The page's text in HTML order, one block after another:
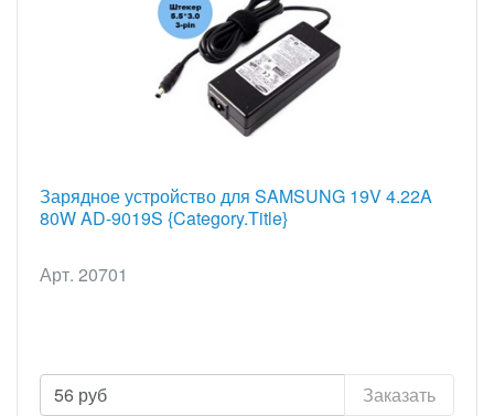
Зарядное устройство для SAMSUNG 19V 4.22A
80W AD-9019S {Category.Title}
Арт. 20701
56 руб Заказать